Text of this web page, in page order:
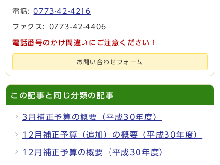
電話:0773-42-4216
ファクス: 0773-42-4406
電話番号のかけ間違いにご注意ください！
お問い合わせフォーム
この記事と同じ分類の記事
3月補正予算の概要（平成30年度）
12月補正予算（追加）の概要（平成30年度）
12月補正予算の概要（平成30年度）